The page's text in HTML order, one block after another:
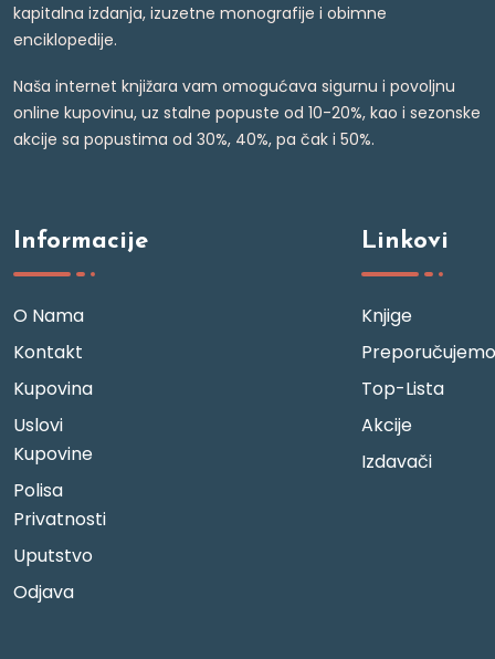
kapitalna izdanja, izuzetne monografije i obimne
enciklopedije.
Naša internet knjižara vam omogućava sigurnu i povoljnu
online kupovinu, uz stalne popuste od 10-20%, kao i sezonske
akcije sa popustima od 30%, 40%, pa čak i 50%.
Informacije
O Nama
Kontakt
Kupovina
Uslovi
Kupovine
Polisa
Privatnosti
Uputstvo
Odjava
Linkovi
Knjige
Preporučujemo
Top-Lista
Akcije
Izdavači